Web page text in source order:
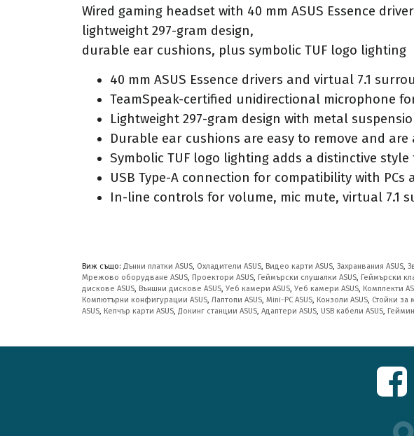
Wired gaming headset with 40 mm ASUS Essence
lightweight 297-gram design,
durable ear cushions, plus symbolic TUF logo lighting
40 mm ASUS Essence drivers and virtual 7.1
TeamSpeak-certified unidirectional microphone
Lightweight 297-gram design with metal
Durable ear cushions are easy to remove and
Symbolic TUF logo lighting adds a distinctive
USB Type-A connection for compatibility with PCs
In-line controls for volume, mic mute, virtual 7.1
Виж също: Дънни платки ASUS, Охладители ASUS, Видео карти ASUS, Захранвания ASUS,
Мрежово оборудване ASUS, Проектори ASUS, Геймърски слушалки ASUS, Геймърски
дискове ASUS, Външни дискове ASUS, Уеб камери ASUS, Уеб камери ASUS, Комплекти
Компютърни конфигурации ASUS, Лаптопи ASUS, Mini-PC ASUS, Конзоли ASUS, Стойки за
ASUS, Кепчър карти ASUS, Докинг станции ASUS, Адаптери ASUS, USB кабели ASUS,